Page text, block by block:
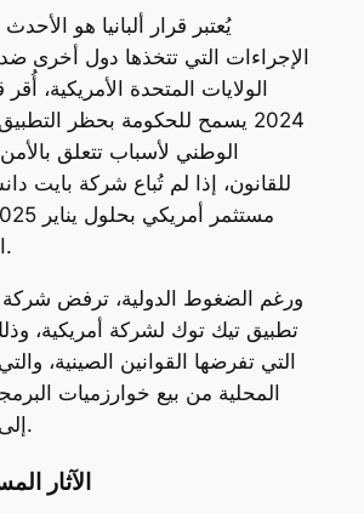
يُعتبر قرار ألبانيا هو
الإجراءات التي تتخذها دول أخرى
الولايات المتحدة الأمريكية،
2024 يسمح للحكومة بحظر
الوطني لأسباب تتعلق
للقانون، إذا لم تُباع شركة بايت
الحظر في البلاد.
ورغم الضغوط الدولية، ترفض
تطبيق تيك توك لشركة أمريكية،
التي تفرضها القوانين الصينية،
المحلية من بيع خوارزميات
إلى شركات أجنبية.
الآثار